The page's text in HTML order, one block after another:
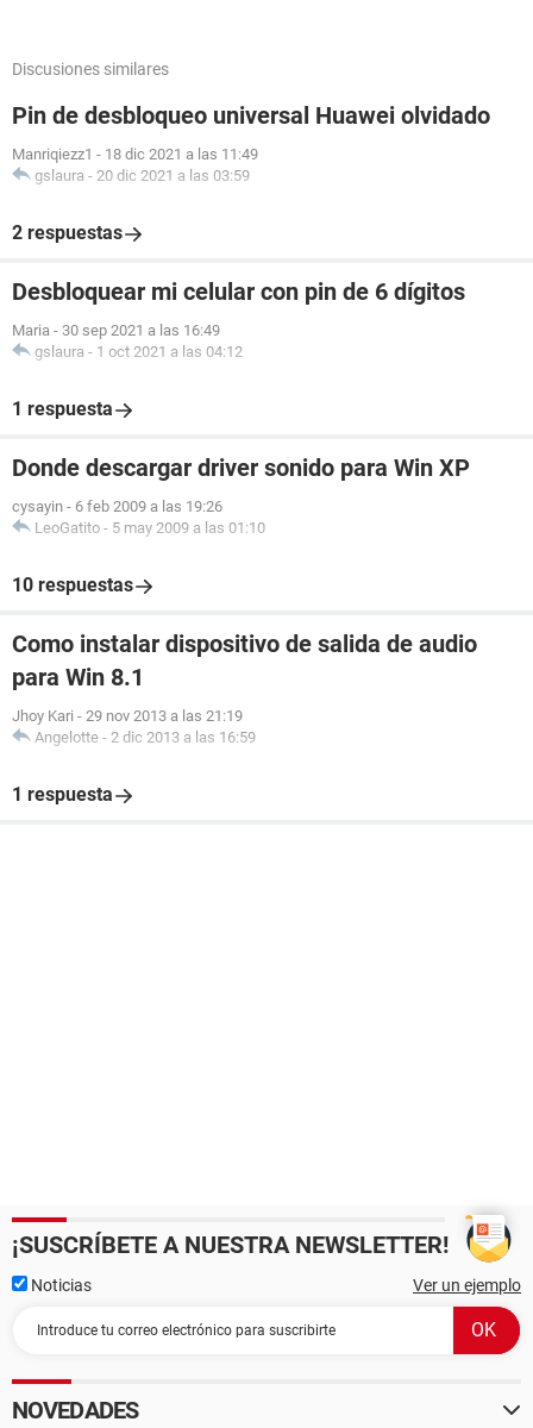
Discusiones similares
Pin de desbloqueo universal Huawei olvidado
Manriqiezz1 - 18 dic 2021 a las 11:49
gslaura - 20 dic 2021 a las 03:59
2 respuestas
Desbloquear mi celular con pin de 6 dígitos
Maria - 30 sep 2021 a las 16:49
gslaura - 1 oct 2021 a las 04:12
1 respuesta
Donde descargar driver sonido para Win XP
cysayin - 6 feb 2009 a las 19:26
LeoGatito - 5 may 2009 a las 01:10
10 respuestas
Como instalar dispositivo de salida de audio
para Win 8.1
Jhoy Kari - 29 nov 2013 a las 21:19
Angelotte - 2 dic 2013 a las 16:59
1 respuesta
¡SUSCRÍBETE A NUESTRA NEWSLETTER!
Noticias Ver un ejemplo
NOVEDADES